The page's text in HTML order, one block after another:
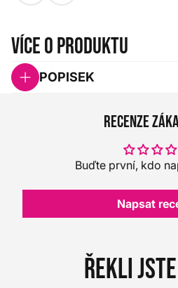
Více o produktu
POPISEK
Recenze
Buďte první, kdo
Napsat
Řekli